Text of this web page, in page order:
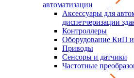
автоматизации
Аксессуары для
диспетчеризации
Контроллеры
Оборудование КиП
Приводы
Сенсоры и датчики
Частотные